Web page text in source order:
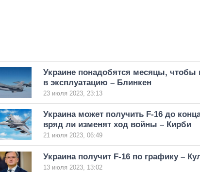
Украине понадобятся месяцы, чтобы
в эксплуатацию – Блинкен
23 июля 2023, 23:13
Украина может получить F-16 до
вряд ли изменят ход войны – Кирби
21 июля 2023, 06:49
Украина получит F-16 по графику –
13 июля 2023, 13:02